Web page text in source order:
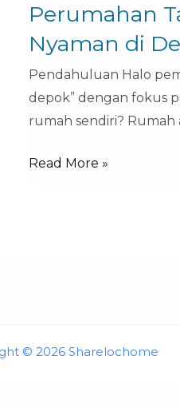
Perumahan
Nyaman di
Pendahuluan Halo
depok” dengan fokus
rumah sendiri?
Perumahan
Taman
Serua:
Tempat
Hunian
Nyaman
Depok
Read More »
© 2026 Sharelochome